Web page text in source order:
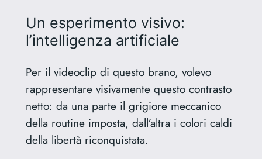
Un esperimento visivo:
l’intelligenza artificiale
Per il videoclip di questo brano, volevo
rappresentare visivamente questo contrasto
netto: da una parte il grigiore meccanico
della routine imposta, dall’altra i colori caldi
della libertà riconquistata.